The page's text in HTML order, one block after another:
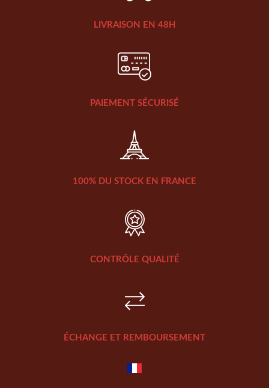
LIVRAISON EN 48H
PAIEMENT SÉCURISÉ
100% DU STOCK EN FRANCE
CONTRÔLE QUALITÉ
ÉCHANGE ET REMBOURSEMENT